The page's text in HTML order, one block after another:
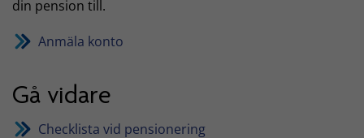
din pension till.
Anmäla konto
Gå vidare
Checklista vid pensionering